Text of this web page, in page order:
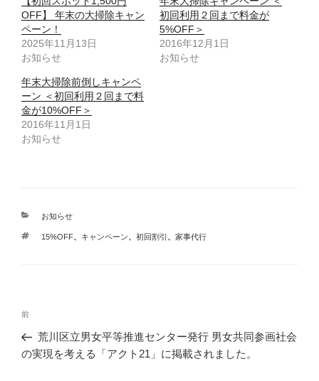
OFF】 年末の大掃除キャン
ペーン！
2025年11月13日
お知らせ
初回利用２回まで料金が
5%OFF＞
2016年12月1日
お知らせ
年末大掃除前倒しキャンペ
ーン ＜初回利用２回まで料
金が10%OFF＞
2016年11月1日
お知らせ
カ
ゴ
お知らせ
タ
15%OFF、 キャンペーン、 初回割引 、 家事代行
ナ
前
の
投
前
荒川区立男女平等推進センター発行 男女共同参画社会
の実現を考える「アクト21」に掲載されました。